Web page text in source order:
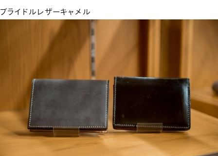
ブライドルレザーキャメル